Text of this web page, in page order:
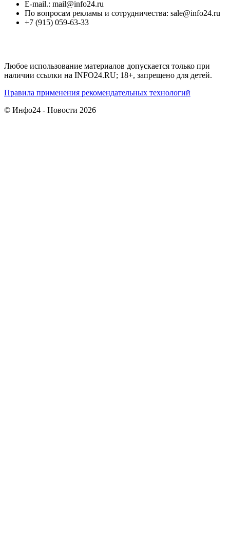
E-mail.: mail@info24.ru
По вопросам рекламы и сотрудничества: sale@info24.ru
+7 (915) 059-63-33
Любое использование материалов допускается только при
наличии ссылки на INFO24.RU; 18+, запрещено для детей.
Правила применения рекомендательных технологий
© Инфо24 - Новости 2026